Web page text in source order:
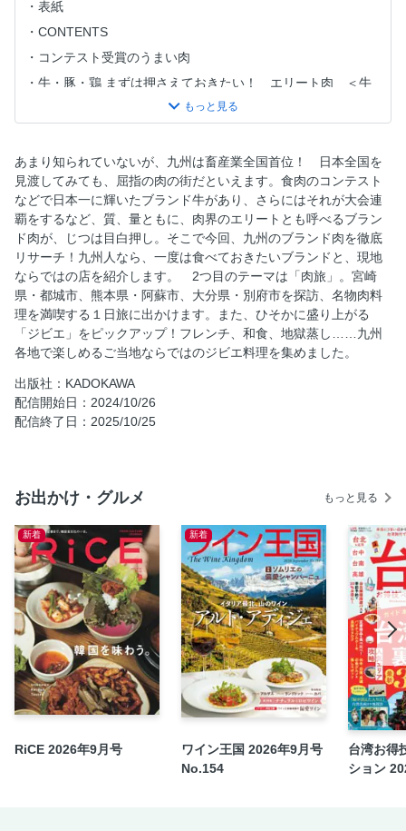
表紙
CONTENTS
コンテスト受賞のうまい肉
牛・豚・鶏 まずは押さえておきたい！ エリート肉 ＜牛
＜鶏肉＞
地元の肉と魅力を満喫 肉旅 宮崎県・都城市 日本一の肉
の町でミートツーリズムを体験
熊本県・阿蘇市周辺 秋絶景と肉グルメ巡り
大分県・別府市周辺 肉×温泉で癒される
街中で食べられるものから、伝説と呼ばれる肉まで おもし
ろジビエ
知られざる肉がここに！ 肉スクープ
肉がうまい！ 話題の新店 NEW FACE
【コラム】“宮崎尾崎牛”の生みの親を直撃
この秋行きたいトコ100
花
グルメ
イベント
キャンプ＆BBQ
サウナ
公園
アート
舞台「劇走江戸鴉～チャリンコ傾奇組～」でW主演！ 井上
瑞稀（HiHi Jets）×橋本 涼（HiHi Jets）
ご当地武将インタビュー 加藤清正
ふくおかの秋を彩る祭典 「ふくおか県芸術文化祭2024」
あまり知られていないが、九州は畜産業全国首位！ 日本全国を
見渡してみても、屈指の肉の街だといえます。食肉のコンテスト
などで日本一に輝いたブランド牛があり、さらにはそれが大会連
覇をするなど、質、量ともに、肉界のエリートとも呼べるブラン
ド肉が、じつは目白押し。そこで今回、九州のブランド肉を徹底
リサーチ！九州人なら、一度は食べておきたいブランドと、現地
ならではの店を紹介します。 2つ目のテーマは「肉旅」。宮崎
県・都城市、熊本県・阿蘇市、大分県・別府市を探訪、名物肉料
理を満喫する１日旅に出かけます。また、ひそかに盛り上がる
「ジビエ」をピックアップ！フレンチ、和食、地獄蒸し……九州
各地で楽しめるご当地ならではのジビエ料理を集めました。
出版社：KADOKAWA
配信開始日：2024/10/26
配信終了日：2025/10/25
お出かけ・グルメ もっと見る
新着
RiCE 2026年9月号
新着
ワイン王国 2026年9月号
No.154
台湾お得
ション